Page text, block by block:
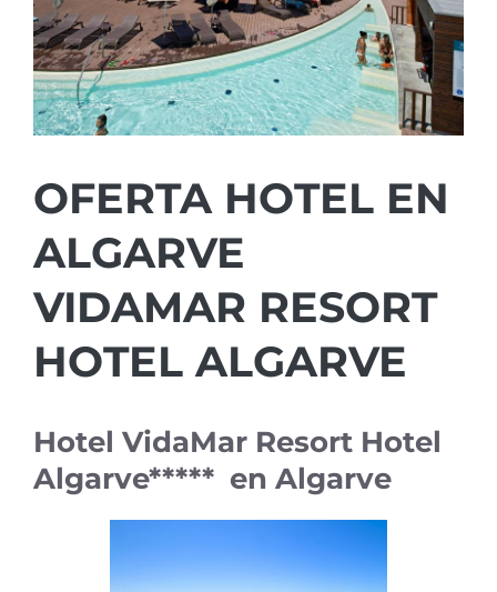
OFERTA HOTEL EN
ALGARVE
VIDAMAR RESORT
HOTEL ALGARVE
Hotel VidaMar Resort Hotel
Algarve***** en Algarve